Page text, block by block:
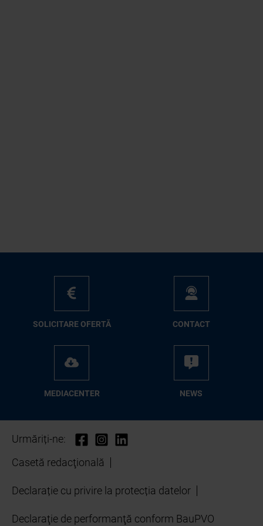
SO­LI­CI­TA­RE OFER­TĂ CON­TA­CT
ME­D­IA­CEN­TER NEWS
Urmăriți-ne:
Casetă redacţională
Declarație cu privire la protecția datelor
Declaraţie de performanţă conform BauPVO